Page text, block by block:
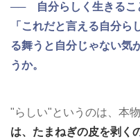
── 自分らしく生きるこ
「これだと言える自分
る舞うと自分じゃない気
うか。
"らしい"というのは、本
は、たまねぎの皮を剥く